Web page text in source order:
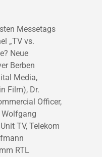
Messetags
„TV vs.
Neue
Berben
Media,
Film), Dr.
Officer,
TV, Telekom
RTL